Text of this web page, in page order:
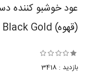
عود خوشبو کننده
(قهوه) Black Gold ناندیتا NaNDITa
بازدید : 3418